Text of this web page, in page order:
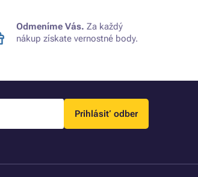
Odmeníme Vás. Za každý
nákup získate vernostné body.
Prihlásiť odber